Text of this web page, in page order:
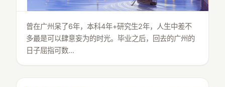
曾在广州呆了6年，本科4年+研究生2年，人生中差不
多最是可以肆意妄为的时光。毕业之后，回去的广州的
日子屈指可数…